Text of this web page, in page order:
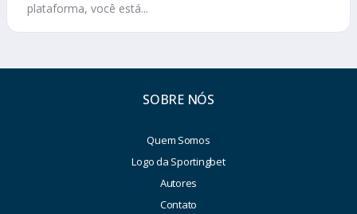
plataforma, você está...
SOBRE NÓS
Quem Somos
Logo da Sportingbet
Autores
Contato